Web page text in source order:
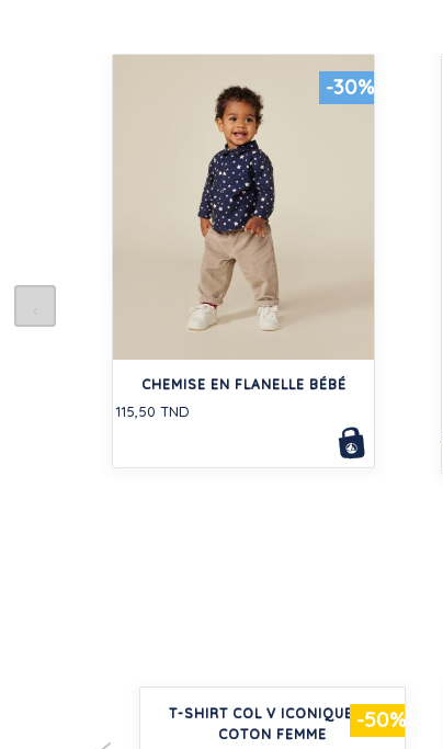
-30%
CHEMISE EN FLANELLE BÉBÉ
115,50 TND
-50%
T-SHIRT COL V ICONIQUE EN
COTON FEMME